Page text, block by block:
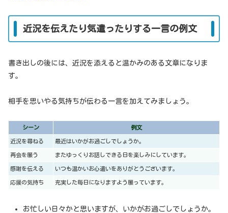
近況を伝えたり気遣ったりする一言の例文
書き出しの後には、近況を添えると温かみのある文章になりま
す。
相手を思いやる気持ちが伝わる一言を加えてみましょう。
シーン 例文
近況を尋ねる 最近はいかがお過ごしでしょうか。
再会を願う またゆっくりお話しできる日を楽しみにしています。
感謝を伝える いつも温かいお心遣いをありがとうございます。
応援の気持ち 充実した毎日になりますよう願っています。
お忙しい日々かと思いますが、いかがお過ごしでしょうか。